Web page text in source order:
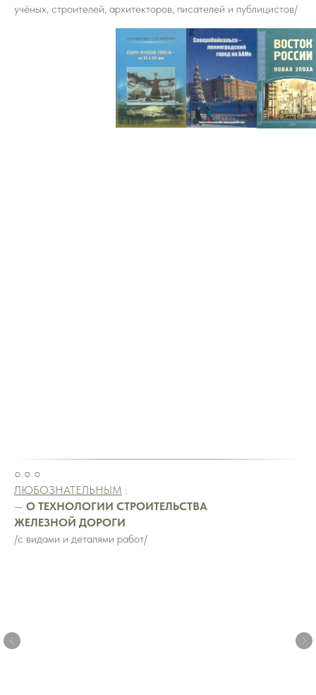
учёных, строителей, архитекторов, писателей и публицистов/
○ ○ ○
ЛЮБОЗНАТЕЛЬНЫМ :
— О ТЕХНОЛОГИИ СТРОИТЕЛЬСТВА
ЖЕЛЕЗНОЙ ДОРОГИ
/с видами и деталями работ/